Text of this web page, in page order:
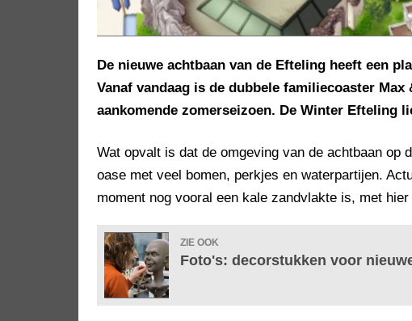
De nieuwe achtbaan van de Efteling heeft een
Vanaf vandaag is de dubbele familiecoaster
aankomende zomerseizoen. De Winter Efteling
Wat opvalt is dat de omgeving van de achtbaan op
oase met veel bomen, perkjes en waterpartijen.
moment nog vooral een kale zandvlakte is, met
ZIE OOK
Foto's: decorstukken voor